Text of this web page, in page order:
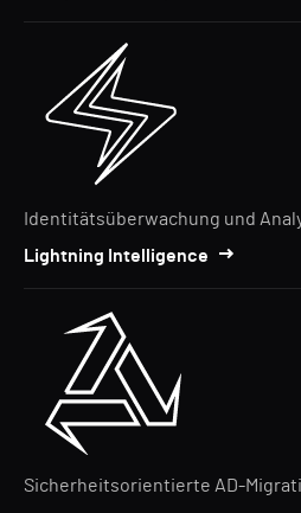
Identitätsüberwachung und
Lightning Intelligence
Sicherheitsorientierte AD-